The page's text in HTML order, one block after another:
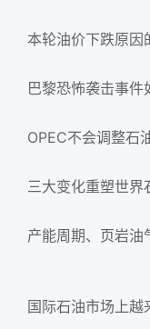
本轮油价下跌原因
巴黎恐怖袭击事
OPEC不会调整石
三大变化重塑世界
产能周期、页岩油
国际石油市场上越